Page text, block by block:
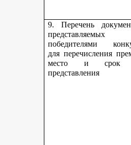
9. Перечень
представляемых
победителями
для перечисления
место и срок
представления